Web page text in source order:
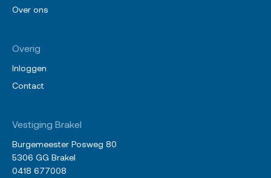
Over ons
Overig
Inloggen
Contact
Vestiging Brakel
Burgemeester Posweg 80
5306 GG Brakel
0418 677008